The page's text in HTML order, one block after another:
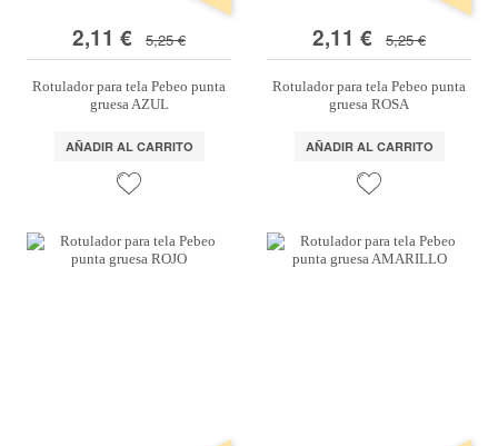
2,11 € 5,25 €
Rotulador para tela Pebeo punta
gruesa AZUL
AÑADIR AL CARRITO
2,11 € 5,25 €
Rotulador para tela Pebeo punta
gruesa ROSA
AÑADIR AL CARRITO